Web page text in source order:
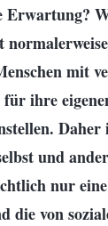
Erwartung?
mit
ihre
Daher
und
nur
die von